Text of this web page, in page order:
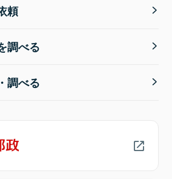
頼
調べる
調べる